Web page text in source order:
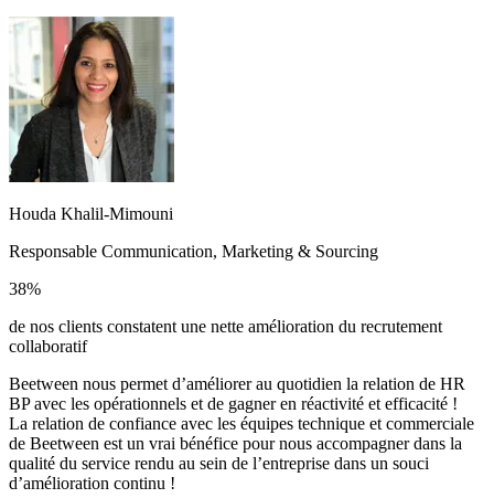
Houda Khalil-Mimouni
Responsable Communication, Marketing & Sourcing
38%
de nos clients constatent une nette amélioration du recrutement
collaboratif
Beetween nous permet d’améliorer au quotidien la relation de HR
BP avec les opérationnels et de gagner en réactivité et efficacité !
La relation de confiance avec les équipes technique et commerciale
de Beetween est un vrai bénéfice pour nous accompagner dans la
qualité du service rendu au sein de l’entreprise dans un souci
d’amélioration continu !